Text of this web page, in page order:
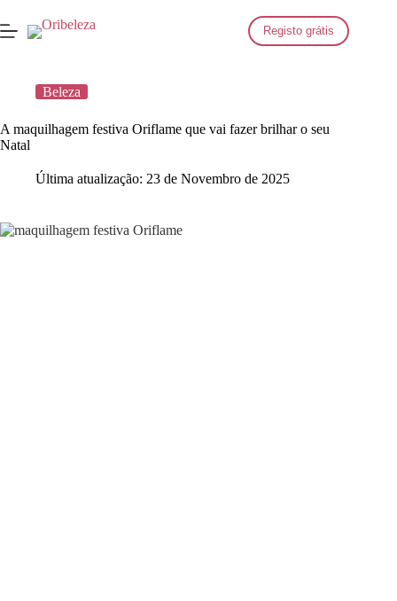
para
o
Registo grátis
Beleza
A maquilhagem festiva Oriflame que vai fazer brilhar o seu
Natal
Última atualização: 23 de Novembro de 2025